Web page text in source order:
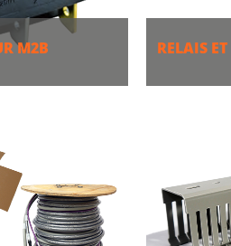
M2B RELAIS